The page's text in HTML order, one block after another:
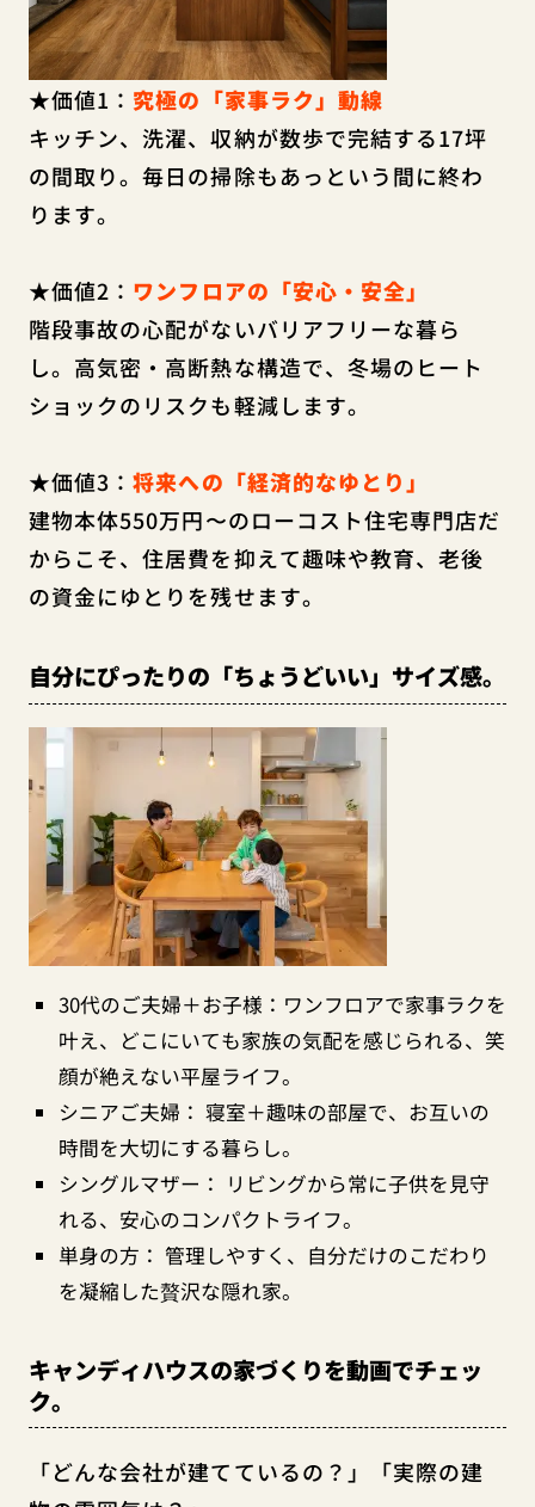
★価値1： 究極の「家事ラク」動線
キッチン、洗濯、収納が数歩で完結する17坪
の間取り。毎日の掃除もあっという間に終わ
ります。
★価値2： ワンフロアの「安心・安全」
階段事故の心配がないバリアフリーな暮ら
し。高気密・高断熱な構造で、冬場のヒート
ショックのリスクも軽減します。
★価値3：将来への「経済的なゆとり」
建物本体550万円〜のローコスト住宅専門店だ
からこそ、住居費を抑えて趣味や教育、老後
の資金にゆとりを残せます。
自分にぴったりの「ちょうどいい」サイズ感。
30代のご夫婦＋お子様：ワンフロアで家事ラクを
叶え、どこにいても家族の気配を感じられる、笑
顔が絶えない平屋ライフ。
シニアご夫婦： 寝室＋趣味の部屋で、お互いの
時間を大切にする暮らし。
シングルマザー： リビングから常に子供を見守
れる、安心のコンパクトライフ。
単身の方： 管理しやすく、自分だけのこだわり
を凝縮した贅沢な隠れ家。
キャンディハウスの家づくりを動画でチェッ
ク。
「どんな会社が建てているの？」「実際の建